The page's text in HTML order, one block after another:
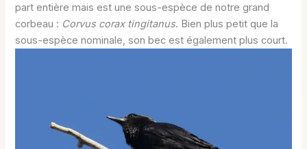
part entière mais est une sous-espèce de notre grand
corbeau : Corvus corax tingitanus. Bien plus petit que la
sous-espèce nominale, son bec est également plus court.